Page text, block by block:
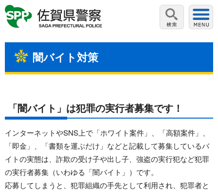
闇バイト対策
「闇バイト」は犯罪の実行者募集です！
インターネットやSNS上で「ホワイト案件」、「高額案件」、
「即金」、「書類を運ぶだけ」などと記載して募集しているバ
イトの実態は、 詐欺の受け子や出し子、強盗の実行犯など犯罪
の実行者募集（いわゆる「闇バイト」）です。
応募してしまうと、犯罪組織の手先として利用され、犯罪者と